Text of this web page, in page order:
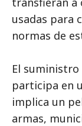
usadas para
normas de
El
participa en
implica un
armas,